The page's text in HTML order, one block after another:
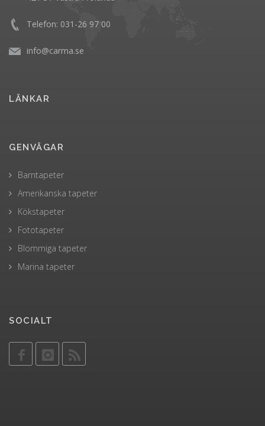
Telefon: 031-26 97 00
info@carma.se
LÄNKAR
GENVÄGAR
Barntapeter
Amerikanska tapeter
Kökstapeter
Fototapeter
Blommiga tapeter
Marina tapeter
SOCIALT